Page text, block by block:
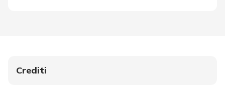
Crediti